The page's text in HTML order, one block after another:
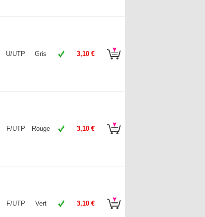
U/UTP Gris 3,10 €
F/UTP Rouge 3,10 €
F/UTP Vert 3,10 €